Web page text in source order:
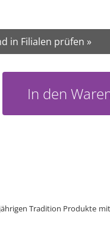
in Filialen prüfen »
In den
Tradition Produkte